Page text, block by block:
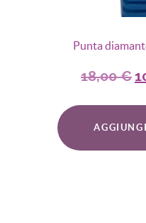
Punta
18,00€